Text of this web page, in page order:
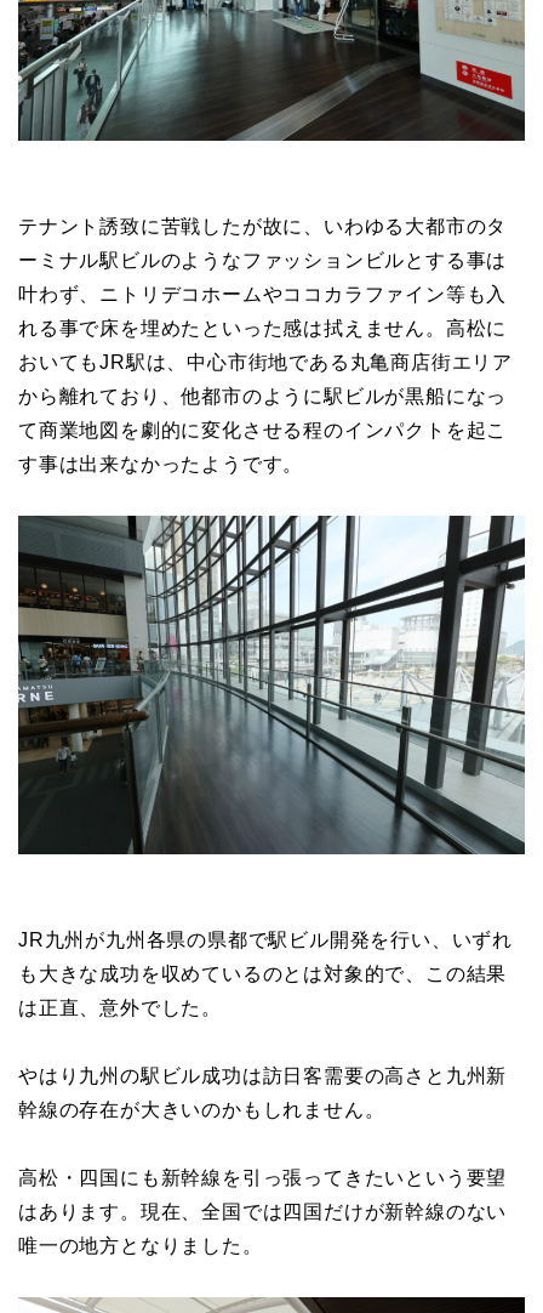
テナント誘致に苦戦したが故に、いわゆる大都市のタ
ーミナル駅ビルのようなファッションビルとする事は
叶わず、ニトリデコホームやココカラファイン等も入
れる事で床を埋めたといった感は拭えません。高松に
おいてもJR駅は、中心市街地である丸亀商店街エリア
から離れており、他都市のように駅ビルが黒船になっ
て商業地図を劇的に変化させる程のインパクトを起こ
す事は出来なかったようです。
JR九州が九州各県の県都で駅ビル開発を行い、いずれ
も大きな成功を収めているのとは対象的で、この結果
は正直、意外でした。
やはり九州の駅ビル成功は訪日客需要の高さと九州新
幹線の存在が大きいのかもしれません。
高松・四国にも新幹線を引っ張ってきたいという要望
はあります。現在、全国では四国だけが新幹線のない
唯一の地方となりました。